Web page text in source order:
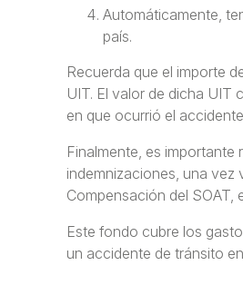
Automáticamente,
país.
Recuerda que el importe
UIT. El valor de dicha UIT
en que ocurrió el
Finalmente, es
indemnizaciones, una vez
Compensación del SOAT,
Este fondo cubre los
un accidente de tránsito